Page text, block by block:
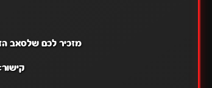
מזכיר לכם שלסאב
קישור: